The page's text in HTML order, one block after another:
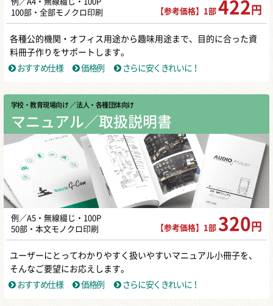
100部・全部モノクロ印刷
【参考価格】1部 422 円
各種公的機関・オフィス用途から趣味用途まで、目的に合った資
料冊子作りをサポートします。
おすすめ仕様
価格例 さらに安くきれいに！
学校・教育現場向け ／ 法人・各種団体向け
マニュアル／取扱説明書
例／A5・無線綴じ・100P
50部・本文モノクロ印刷
【参考価格】1部 320 円
ユーザーにとってわかりやすく扱いやすいマニュアル小冊子を、
そんなご要望にお応えします。
おすすめ仕様
価格例 さらに安くきれいに！